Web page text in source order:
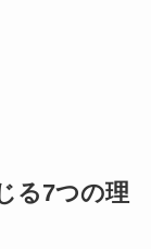
る7つの理